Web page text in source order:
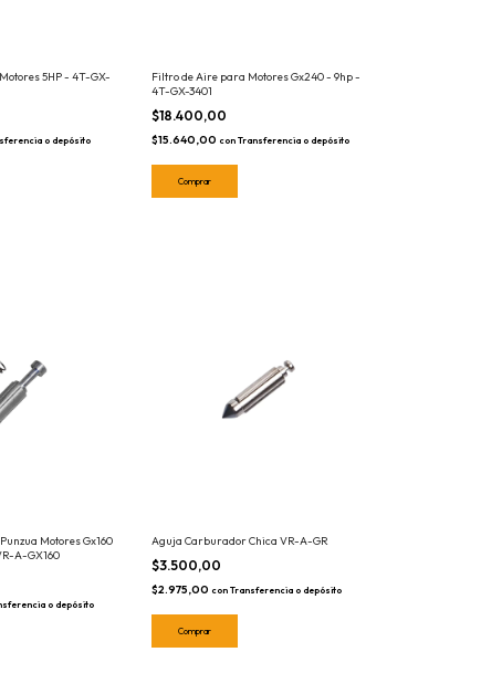
5HP - 4T-GX-
o depósito
Filtro de Aire para Motores Gx240 - 9hp -
4T-GX-3401
$18.400,00
$15.640,00 con Transferencia o depósito
Motores Gx160
A-GX160
o depósito
Aguja Carburador Chica VR-A-GR
$3.500,00
$2.975,00 con Transferencia o depósito